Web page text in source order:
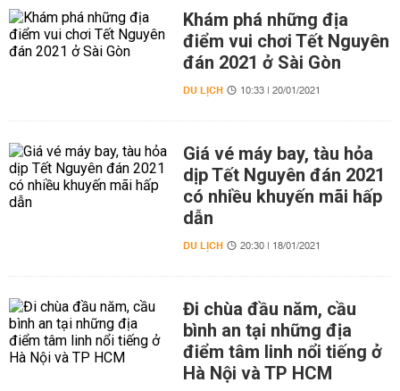
Khám phá những địa
điểm vui chơi Tết Nguyên
đán 2021 ở Sài Gòn
DU LỊCH 10:33 | 20/01/2021
Giá vé máy bay, tàu hỏa
dịp Tết Nguyên đán 2021
có nhiều khuyến mãi hấp
dẫn
DU LỊCH 20:30 | 18/01/2021
Đi chùa đầu năm, cầu
bình an tại những địa
điểm tâm linh nổi tiếng ở
Hà Nội và TP HCM